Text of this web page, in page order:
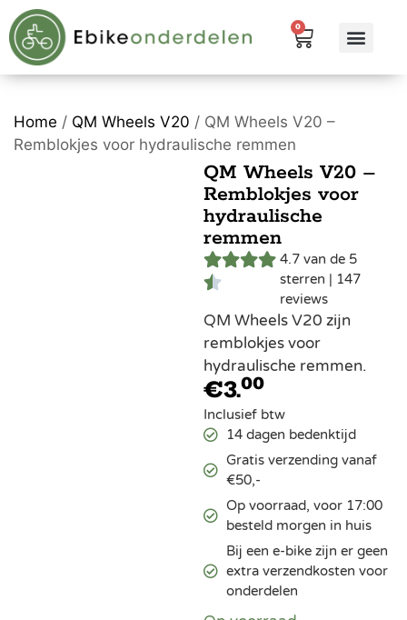
0
Home / QM Wheels V20 / QM Wheels V20 –
Remblokjes voor hydraulische remmen
QM Wheels V20 –
Remblokjes voor
hydraulische
remmen
4.7 van de 5
sterren | 147
reviews
QM Wheels V20 zijn
remblokjes voor
hydraulische remmen.
€3.00
Inclusief btw
14 dagen bedenktijd
Gratis verzending vanaf
€50,-
Op voorraad, voor 17:00
besteld morgen in huis
Bij een e-bike zijn er geen
extra verzendkosten voor
onderdelen